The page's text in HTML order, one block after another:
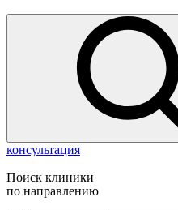
консультация
Поиск клиники
по направлению